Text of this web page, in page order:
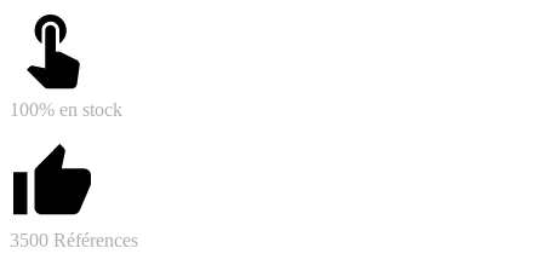
100% en stock
3500 Références